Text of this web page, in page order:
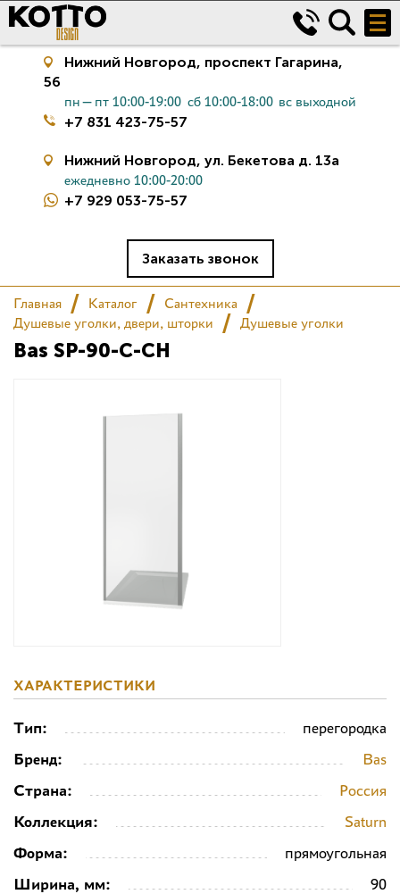
Керамическая плитка
Салон
Сертификаты
Нижний Новгород, проспект Гагарина,
56
пн—пт 10:00-19:00 сб 10:00-18:00 вс выходной
+7 831 423-75-57
Нижний Новгород, ул. Бекетова д. 13а
ежедневно 10:00-20:00
+7 929 053-75-57
Заказать звонок
Главная Каталог
Сантехника
Душевые уголки, двери, шторки
Душевые уголки
Bas SP-90-C-CH
ХАРАКТЕРИСТИКИ
Тип:
перегородка
Бренд:
Bas
Страна:
Россия
Коллекция:
Saturn
Форма:
прямоугольная
Ширина, мм:
90